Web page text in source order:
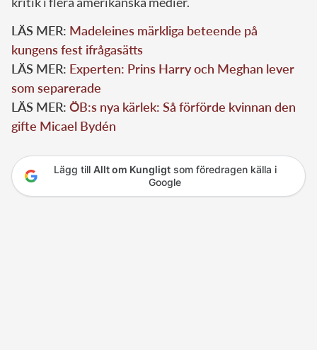
LÄS MER: Madeleines märkliga beteende på
kungens fest ifrågasätts
LÄS MER: Experten: Prins Harry och Meghan lever
som separerade
LÄS MER: ÖB:s nya kärlek: Så förförde kvinnan den
gifte Micael Bydén
Lägg till Allt om Kungligtsom föredragen källa i
Google